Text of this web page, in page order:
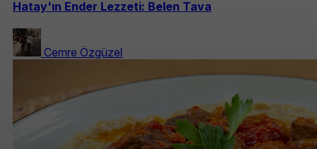
Hatay'ın Ender Lezzeti: Belen Tava
Cemre Özgüzel